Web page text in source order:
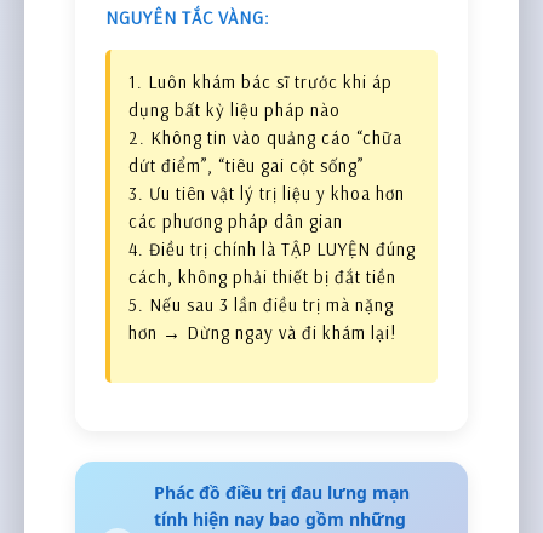
NGUYÊN TẮC VÀNG:
1. Luôn khám bác sĩ trước khi áp
dụng bất kỳ liệu pháp nào
2. Không tin vào quảng cáo “chữa
dứt điểm”, “tiêu gai cột sống”
3. Ưu tiên vật lý trị liệu y khoa hơn
các phương pháp dân gian
4. Điều trị chính là TẬP LUYỆN đúng
cách, không phải thiết bị đắt tiền
5. Nếu sau 3 lần điều trị mà nặng
hơn → Dừng ngay và đi khám lại!
Phác đồ điều trị đau lưng mạn
tính hiện nay bao gồm những